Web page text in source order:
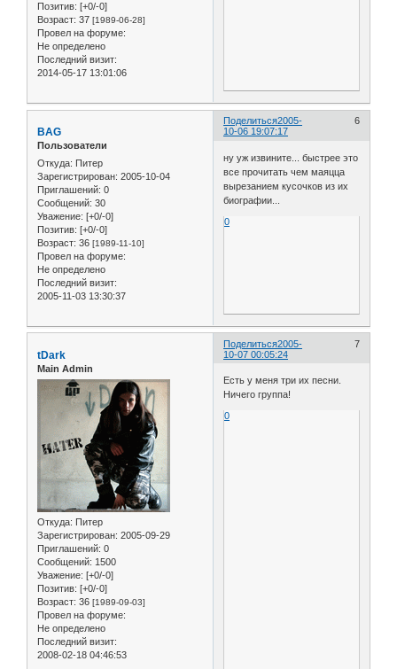
Позитив: [+0/-0]
Возраст: 37 [1989-06-28]
Провел на форуме:
Не определено
Последний визит:
2014-05-17 13:01:06
Поделиться 6
2005-
10-06 19:07:17
BAG
Пользователи
Откуда: Питер
Зарегистрирован: 2005-10-04
Приглашений: 0
Сообщений: 30
Уважение: [+0/-0]
Позитив: [+0/-0]
Возраст: 36 [1989-11-10]
Провел на форуме:
Не определено
Последний визит:
2005-11-03 13:30:37
ну уж извините... быстрее это
все прочитать чем маяцца
вырезанием кусочков из их
биографии...
0
Поделиться 7
2005-
10-07 00:05:24
tDark
Main Admin
Откуда: Питер
Зарегистрирован: 2005-09-29
Приглашений: 0
Сообщений: 1500
Уважение: [+0/-0]
Позитив: [+0/-0]
Возраст: 36 [1989-09-03]
Провел на форуме:
Не определено
Последний визит:
2008-02-18 04:46:53
Есть у меня три их песни.
Ничего группа!
0